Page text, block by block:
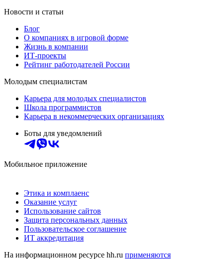
Новости и статьи
Блог
О компаниях в игровой форме
Жизнь в компании
ИТ-проекты
Рейтинг работодателей России
Молодым специалистам
Карьера для молодых специалистов
Школа программистов
Карьера в некоммерческих организациях
Боты для уведомлений
Мобильное приложение
Этика и комплаенс
Оказание услуг
Использование сайтов
Защита персональных данных
Пользовательское соглашение
ИТ аккредитация
На информационном ресурсе hh.ru применяются